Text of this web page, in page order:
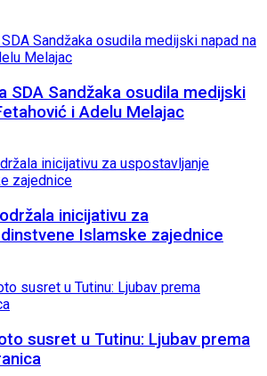
SDA Sandžaka osudila medijski
i Adelu Melajac
inicijativu za
Islamske zajednice
susret u Tutinu: Ljubav prema